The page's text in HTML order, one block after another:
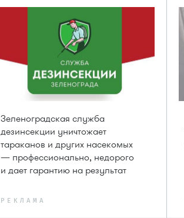
Зеленоградская служба
дезинсекции уничтожает
тараканов и других насекомых
— профессионально, недорого
и дает гарантию на результат
РЕКЛАМА